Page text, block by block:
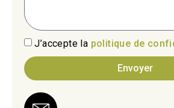
J’accepte la politique de
Envoyer